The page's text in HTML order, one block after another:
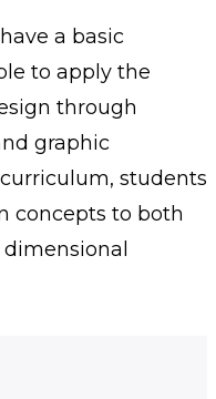
a basic
to apply the
through
graphic
students
concepts to both